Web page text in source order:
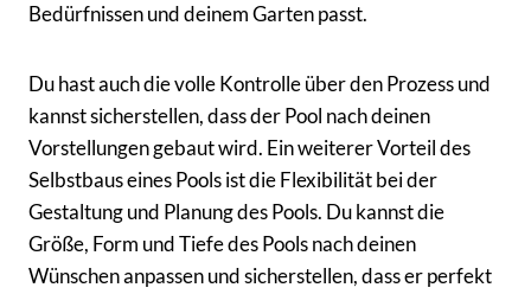
Bedürfnissen und deinem Garten passt.
Du hast auch die volle Kontrolle über den Prozess und
kannst sicherstellen, dass der Pool nach deinen
Vorstellungen gebaut wird. Ein weiterer Vorteil des
Selbstbaus eines Pools ist die Flexibilität bei der
Gestaltung und Planung des Pools. Du kannst die
Größe, Form und Tiefe des Pools nach deinen
Wünschen anpassen und sicherstellen, dass er perfekt